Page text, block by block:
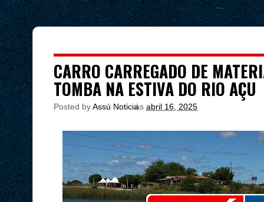
CARRO CARREGADO DE
TOMBA NA ESTIVA DO RIO AÇU
Posted byAssú Noticia
às abril 16, 2025